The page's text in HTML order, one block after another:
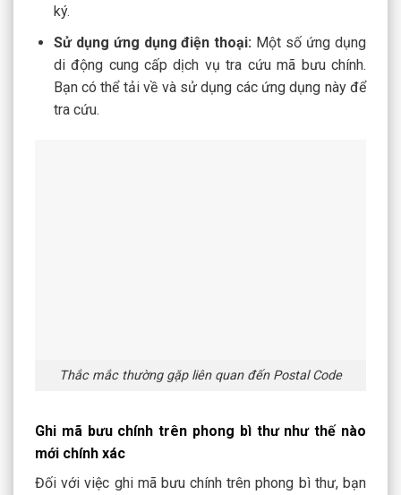
ký.
Sử dụng ứng dụng điện thoại: Một số ứng dụng
di động cung cấp dịch vụ tra cứu mã bưu chính.
Bạn có thể tải về và sử dụng các ứng dụng này để
tra cứu.
Thắc mắc thường gặp liên quan đến Postal Code
Ghi mã bưu chính trên phong bì thư như thế nào
mới chính xác
Đối với việc ghi mã bưu chính trên phong bì thư, bạn